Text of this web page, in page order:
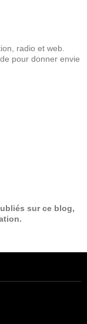
radio et web.
pour donner envie
sur ce blog,